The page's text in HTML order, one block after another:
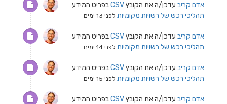
אדם קריב עדכן/ה את הקובץCSVבפריט המידע
תהליכי רכש של רשויות מקומיות לפני 13 ימים
אדם קריב עדכן/ה את הקובץCSVבפריט המידע
תהליכי רכש של רשויות מקומיות לפני 14 ימים
אדם קריב עדכן/ה את הקובץCSVבפריט המידע
תהליכי רכש של רשויות מקומיות לפני 15 ימים
אדם קריב עדכן/ה את הקובץCSVבפריט המידע